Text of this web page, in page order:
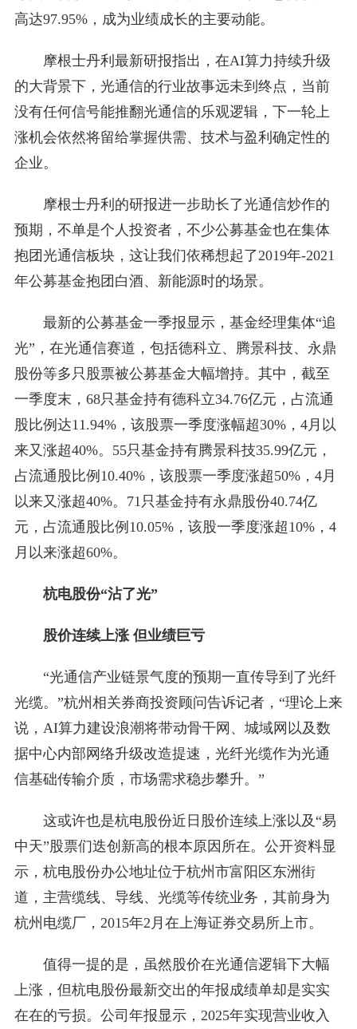
高达97.95%，成为业绩成长的主要动能。
摩根士丹利最新研报指出，在AI算力持续升级
的大背景下，光通信的行业故事远未到终点，当前
没有任何信号能推翻光通信的乐观逻辑，下一轮上
涨机会依然将留给掌握供需、技术与盈利确定性的
企业。
摩根士丹利的研报进一步助长了光通信炒作的
预期，不单是个人投资者，不少公募基金也在集体
抱团光通信板块，这让我们依稀想起了2019年-2021
年公募基金抱团白酒、新能源时的场景。
最新的公募基金一季报显示，基金经理集体“追
光”，在光通信赛道，包括德科立、腾景科技、永鼎
股份等多只股票被公募基金大幅增持。其中，截至
一季度末，68只基金持有德科立34.76亿元，占流通
股比例达11.94%，该股票一季度涨幅超30%，4月以
来又涨超40%。55只基金持有腾景科技35.99亿元，
占流通股比例10.40%，该股票一季度涨超50%，4月
以来又涨超40%。71只基金持有永鼎股份40.74亿
元，占流通股比例10.05%，该股一季度涨超10%，4
月以来涨超60%。
杭电股份“沾了光”
股价连续上涨 但业绩巨亏
“光通信产业链景气度的预期一直传导到了光纤
光缆。”杭州相关券商投资顾问告诉记者，“理论上来
说，AI算力建设浪潮将带动骨干网、城域网以及数
据中心内部网络升级改造提速，光纤光缆作为光通
信基础传输介质，市场需求稳步攀升。”
这或许也是杭电股份近日股价连续上涨以及“易
中天”股票们迭创新高的根本原因所在。公开资料显
示，杭电股份办公地址位于杭州市富阳区东洲街
道，主营缆线、导线、光缆等传统业务，其前身为
杭州电缆厂，2015年2月在上海证券交易所上市。
值得一提的是，虽然股价在光通信逻辑下大幅
上涨，但杭电股份最新交出的年报成绩单却是实实
在在的亏损。公司年报显示，2025年实现营业收入